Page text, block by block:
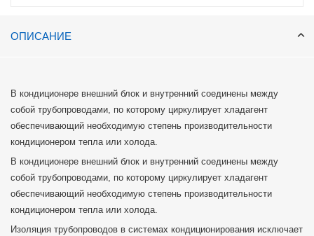
ОПИСАНИЕ
В кондиционере внешний блок и внутренний соединены между
собой трубопроводами, по которому циркулирует хладагент
обеспечивающий необходимую степень производительности
кондиционером тепла или холода.
В кондиционере внешний блок и внутренний соединены между
собой трубопроводами, по которому циркулирует хладагент
обеспечивающий необходимую степень производительности
кондиционером тепла или холода.
Изоляция трубопроводов в системах кондиционирования исключает